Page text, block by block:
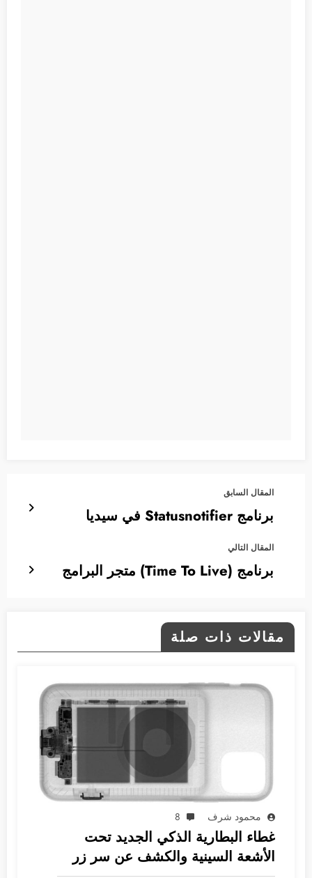
المقال السابق
برنامج Statusnotifier في سيديا
المقال التالي
برنامج (Time To Live) متجر البرامج
مقالات ذات صلة
محمود شرف 8
غطاء البطارية الذكي الجديد تحت
الأشعة السينية والكشف عن سر زر